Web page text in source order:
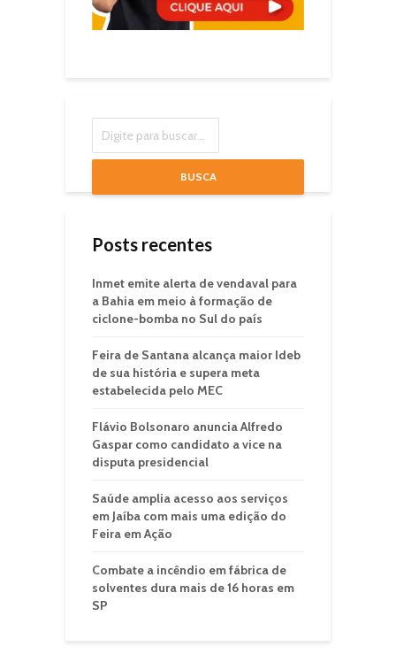
BUSCA
Posts recentes
Inmet emite alerta de vendaval para
a Bahia em meio à formação de
ciclone-bomba no Sul do país
Feira de Santana alcança maior Ideb
de sua história e supera meta
estabelecida pelo MEC
Flávio Bolsonaro anuncia Alfredo
Gaspar como candidato a vice na
disputa presidencial
Saúde amplia acesso aos serviços
em Jaíba com mais uma edição do
Feira em Ação
Combate a incêndio em fábrica de
solventes dura mais de 16 horas em
SP